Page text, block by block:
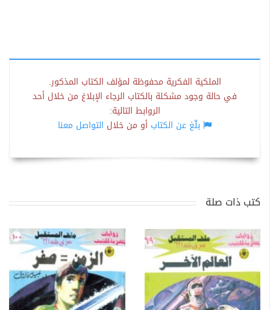
الملكية الفكرية محفوظة لمؤلف الكتاب المذكور.
في حالة وجود مشكلة بالكتاب الرجاء الإبلاغ من خلال أحد
الروابط التالية:
بلّغ عن الكتاب أو من خلال التواصل معنا
كتب ذات صلة